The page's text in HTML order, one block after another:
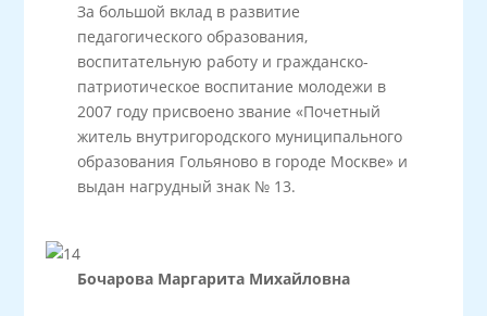
За большой вклад в развитие
педагогического образования,
воспитательную работу и гражданско-
патриотическое воспитание молодежи в
2007 году присвоено звание «Почетный
житель внутригородского муниципального
образования Гольяново в городе Москве» и
выдан нагрудный знак № 13.
Бочарова Маргарита Михайловна